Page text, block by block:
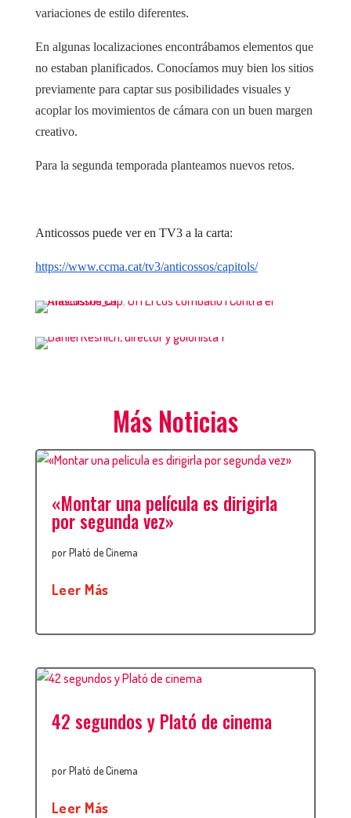
variaciones de estilo diferentes.
En algunas localizaciones encontrábamos elementos que
no estaban planificados. Conocíamos muy bien los sitios
previamente para captar sus posibilidades visuales y
acoplar los movimientos de cámara con un buen margen
creativo.
Para la segunda temporada planteamos nuevos retos.
Anticossos puede ver en TV3 a la carta:
https://www.ccma.cat/tv3/anticossos/capitols/
Más Noticias
«Montar una película es dirigirla
por segunda vez»
porPlató de Cinema
Leer Más
42 segundos y Plató de cinema
porPlató de Cinema
Leer Más